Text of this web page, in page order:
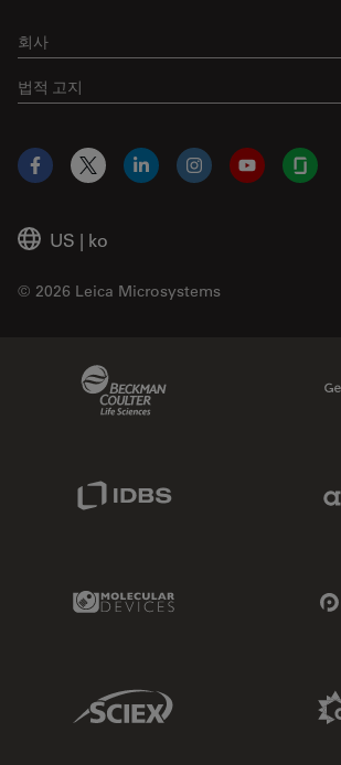
회사
법적 고지
US | ko
© 2026 Leica Microsystems
Facebook
X LinkedInInstagramYouTube
Molecular Devices Link
Sciex Link